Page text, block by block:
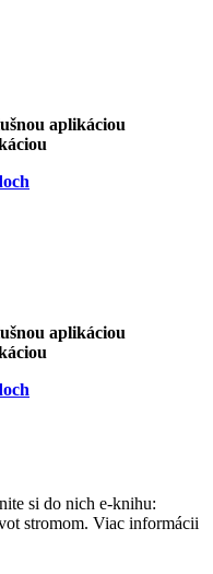
aplikáciou
aplikáciou
si do nich e-knihu:
stromom. Viac informácii